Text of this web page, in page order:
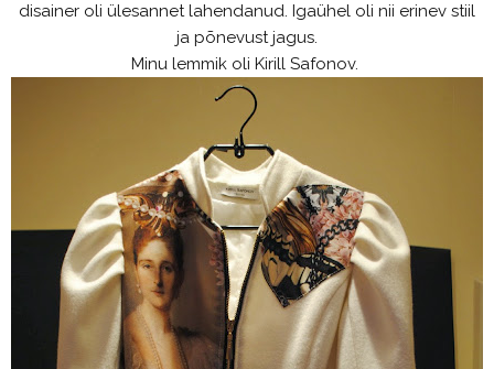
disainer oli ülesannet lahendanud. Igaühel oli nii erinev stiil
ja põnevust jagus.
Minu lemmik oli Kirill Safonov.